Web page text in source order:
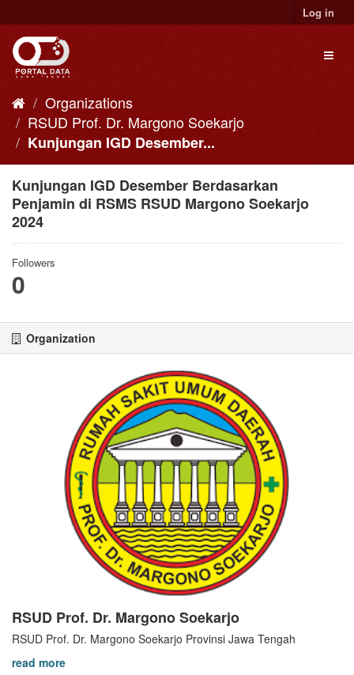
to
content
Log in
Organizations
RSUD Prof. Dr. Margono Soekarjo
Kunjungan IGD Desember...
Kunjungan IGD Desember Berdasarkan
Penjamin di RSMS RSUD Margono Soekarjo
2024
Followers
0
Organization
RSUD Prof. Dr. Margono Soekarjo
RSUD Prof. Dr. Margono Soekarjo Provinsi Jawa Tengah
read more